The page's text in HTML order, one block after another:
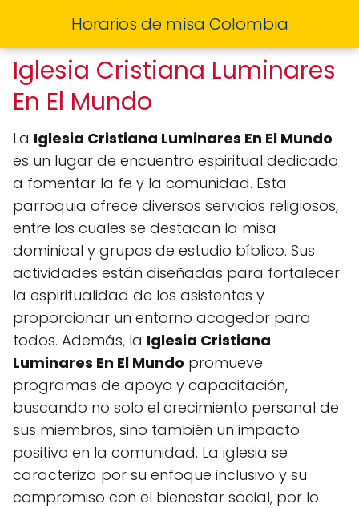
Horarios de misa Colombia
Iglesia Cristiana Luminares
En El Mundo
La Iglesia Cristiana Luminares En El Mundo
es un lugar de encuentro espiritual dedicado
a fomentar la fe y la comunidad. Esta
parroquia ofrece diversos servicios religiosos,
entre los cuales se destacan la misa
dominical y grupos de estudio bíblico. Sus
actividades están diseñadas para fortalecer
la espiritualidad de los asistentes y
proporcionar un entorno acogedor para
todos. Además, la Iglesia Cristiana
Luminares En El Mundo promueve
programas de apoyo y capacitación,
buscando no solo el crecimiento personal de
sus miembros, sino también un impacto
positivo en la comunidad. La iglesia se
caracteriza por su enfoque inclusivo y su
compromiso con el bienestar social, por lo